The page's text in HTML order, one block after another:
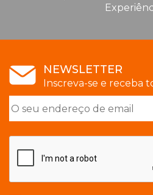
NEWSLETTER
Inscreva-se e receba